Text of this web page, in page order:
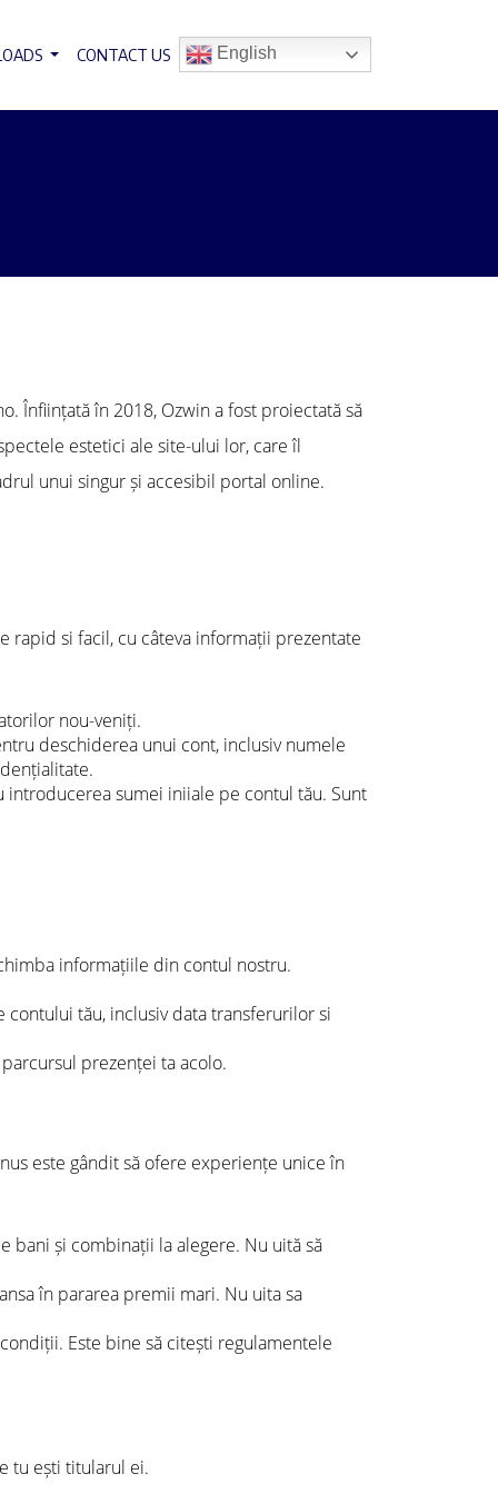
CONTACT US English
Înființată în 2018, Ozwin a fost proiectată să
estetici ale site-ului lor, care îl
unui singur și accesibil portal online.
rapid si facil, cu câteva informații prezentate
nou-veniți.
deschiderea unui cont, inclusiv numele
sumei iniiale pe contul tău. Sunt
informațiile din contul nostru.
contului tău, inclusiv data transferurilor si
prezenței ta acolo.
este gândit să ofere experiențe unice în
bani și combinații la alegere. Nu uită să
în pararea premii mari. Nu uita sa
Este bine să citești regulamentele
tu ești titularul ei.